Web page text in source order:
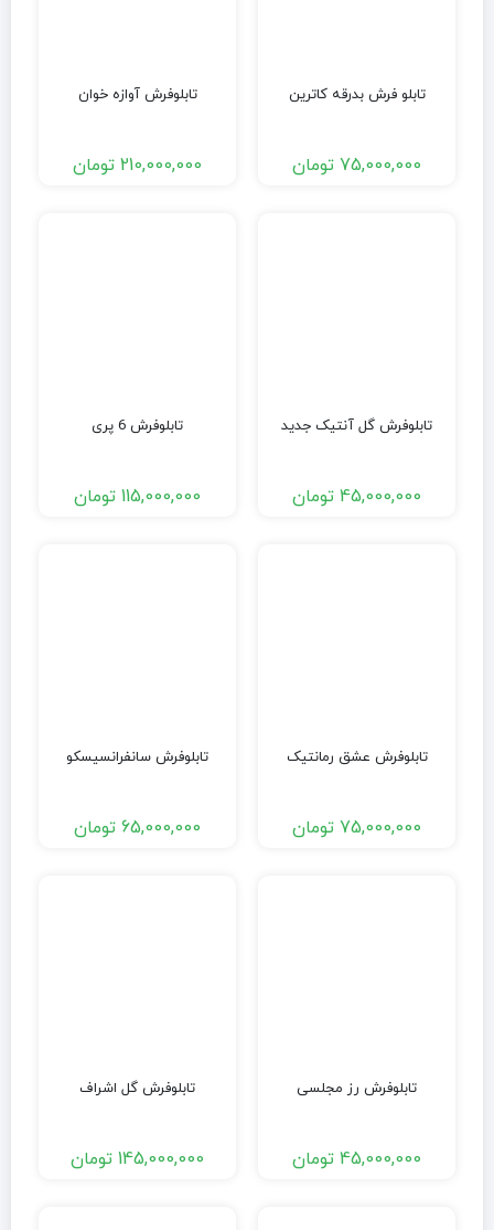
تابلو فرش بدرقه کاترین
75,000,000 تومان
تابلوفرش آوازه خوان
210,000,000 تومان
تابلوفرش گل آنتیک جدید
45,000,000 تومان
تابلوفرش 6 پری
115,000,000 تومان
تابلوفرش عشق رمانتیک
75,000,000 تومان
تابلوفرش سانفرانسیسکو
65,000,000 تومان
تابلوفرش رز مجلسی
45,000,000 تومان
تابلوفرش گل اشراف
145,000,000 تومان